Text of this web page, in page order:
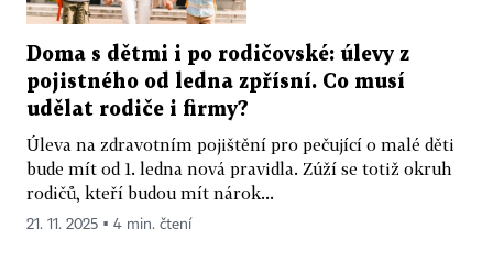
Doma s dětmi i po rodičovské: úlevy z
pojistného od ledna zpřísní. Co musí
udělat rodiče i firmy?
Úleva na zdravotním pojištění pro pečující o malé děti
bude mít od 1. ledna nová pravidla. Zúží se totiž okruh
rodičů, kteří budou mít nárok...
21. 11. 2025 ▪ 4 min. čtení